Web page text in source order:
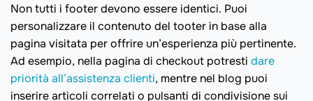
Non tutti i footer devono essere identici. Puoi
personalizzare il contenuto del tooter in base alla
pagina visitata per offrire un’esperienza più pertinente.
Ad esempio, nella pagina di checkout potresti dare
priorità all’assistenza clienti, mentre nel blog puoi
inserire articoli correlati o pulsanti di condivisione sui